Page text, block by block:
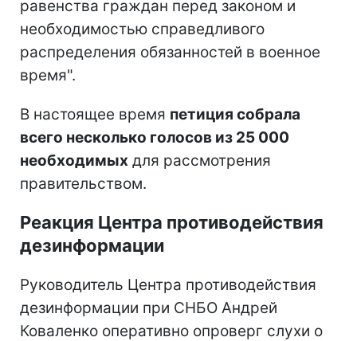
равенства граждан перед законом и
необходимостью справедливого
распределения обязанностей в военное
время".
В настоящее время петиция собрала
всего несколько голосов из 25 000
необходимых для рассмотрения
правительством.
Реакция Центра противодействия
дезинформации
Руководитель Центра противодействия
дезинформации при СНБО Андрей
Коваленко оперативно опроверг слухи о